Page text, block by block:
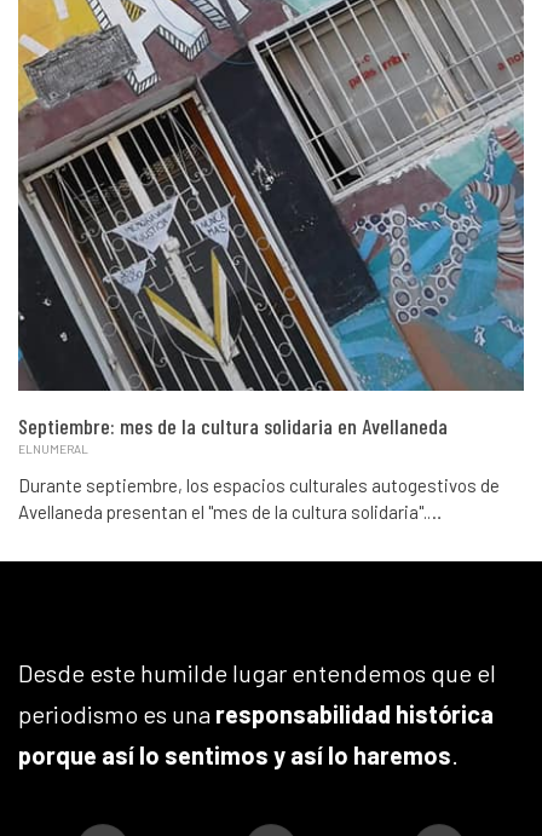
Septiembre: mes de la cultura solidaria en Avellaneda
ELNUMERAL
Durante septiembre, los espacios culturales autogestivos de
Avellaneda presentan el "mes de la cultura solidaria".…
Desde este humilde lugar entendemos que el
periodismo es una responsabilidad histórica
porque así lo sentimos y así lo haremos.